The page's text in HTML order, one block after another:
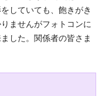
していても、飽きがき
ませんがフォトコンに
した。関係者の皆さま